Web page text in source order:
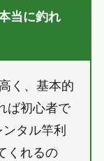
当に釣れ
く、基本的
ば初心者で
タル竿利
くれるの